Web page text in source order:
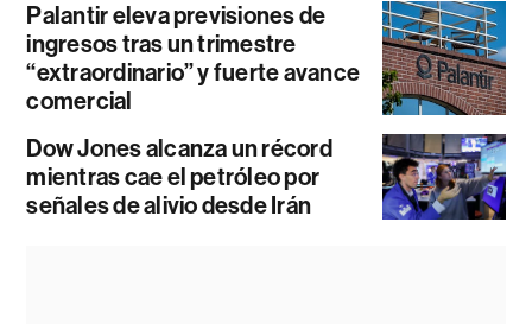
Palantir eleva previsiones de
ingresos tras un trimestre
“extraordinario” y fuerte avance
comercial
Dow Jones alcanza un récord
mientras cae el petróleo por
señales de alivio desde Irán